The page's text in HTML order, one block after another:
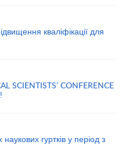
кваліфікації для
SCIENTISTS’ CONFERENCE
гуртків у період з